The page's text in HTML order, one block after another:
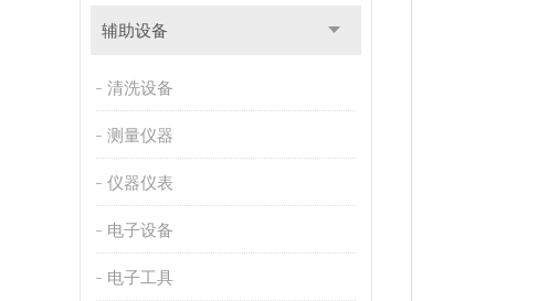
辅助设备
清洗设备
测量仪器
仪器仪表
电子设备
电子工具